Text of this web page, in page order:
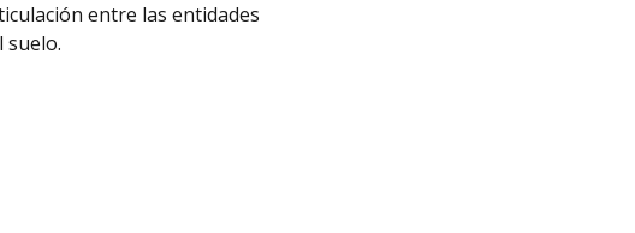
entre las entidades
suelo.